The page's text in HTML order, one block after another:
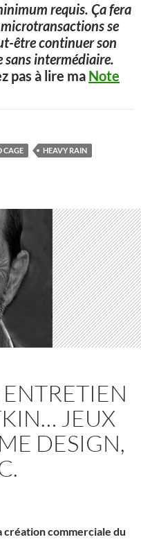
requis. Ça fera
se
être continuer son
intermédiaire.
pas à lire ma Note
CAGE
HEAVY RAIN
JEUX
DESIGN,
création commerciale du